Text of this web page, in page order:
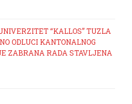
“KALLOS” TUZLA
ODLUCI KANTONALNOG
ZABRANA RADA STAVLJENA